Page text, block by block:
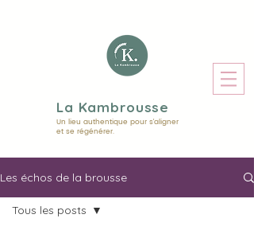
La Kambrousse
Un lieu authentique pour s'aligner
et se régénérer.
Les échos de la brousse
Tous les posts